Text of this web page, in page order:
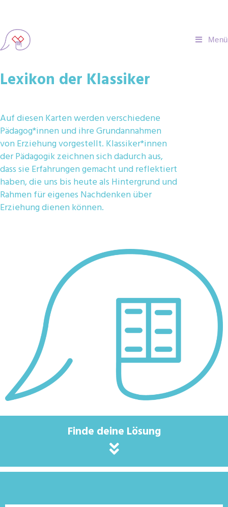
Menü
Lexikon der Klassiker
Auf diesen Karten werden verschiedene
Pädagog*innen und ihre Grundannahmen
von Erziehung vorgestellt. Klassiker*innen
der Pädagogik zeichnen sich dadurch aus,
dass sie Erfahrungen gemacht und reflektiert
haben, die uns bis heute als Hintergrund und
Rahmen für eigenes Nachdenken über
Erziehung dienen können.
Finde deine Lösung